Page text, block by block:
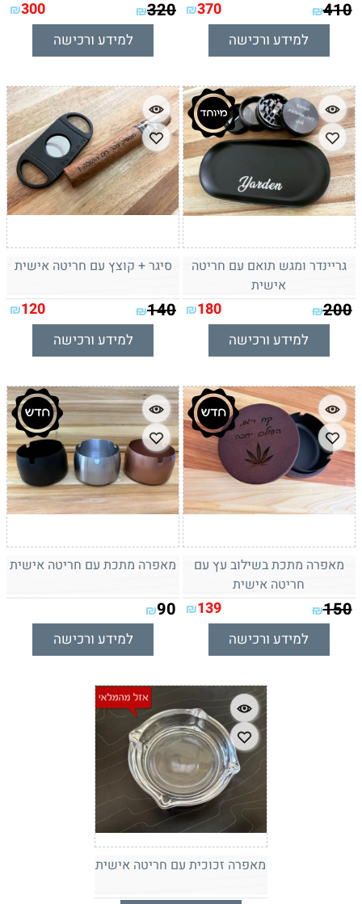
₪410
₪370
למידע ורכישה
₪320
₪300
למידע ורכישה
גריינדר ומגש תואם עם חריטה
אישית
₪200
₪180
למידע ורכישה
סיגר + קוצץ עם חריטה אישית
₪140
₪120
למידע ורכישה
מאפרה מתכת בשילוב עץ עם
חריטה אישית
₪150
₪139
למידע ורכישה
מאפרה מתכת עם חריטה אישית
₪90
למידע ורכישה
מאפרה זכוכית עם חריטה אישית